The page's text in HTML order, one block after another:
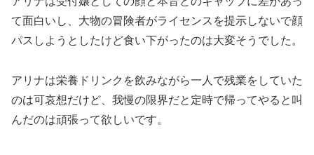
て面白いし、大物の冒険者がライセンスを提示しないで顔
パスしようとしたけど食い下がったのは大変そうでした。
アリナは栄養ドリンクを飲みながら一人で残業をしていた
のは可哀想だけど、我慢の限界だと定時で帰ってやると叫
んだのは頑張って欲しいです。